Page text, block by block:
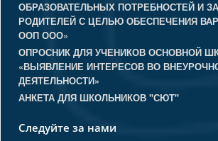
ОБРАЗОВАТЕЛЬНЫХ ПОТРЕБНОСТЕЙ И
РОДИТЕЛЕЙ С ЦЕЛЬЮ ОБЕСПЕЧЕНИЯ
ООП ООО»
ОПРОСНИК ДЛЯ УЧЕНИКОВ ОСНОВНОЙ
«ВЫЯВЛЕНИЕ ИНТЕРЕСОВ ВО
ДЕЯТЕЛЬНОСТИ»
АНКЕТА ДЛЯ ШКОЛЬНИКОВ "СЮТ"
Следуйте за нами